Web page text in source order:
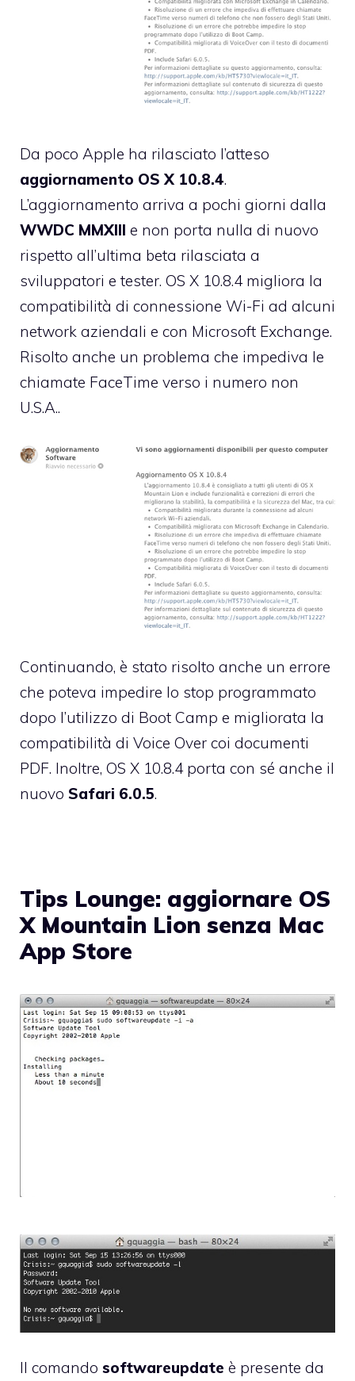
Da poco Apple ha rilasciato l’atteso
aggiornamento OS X 10.8.4.
L’aggiornamento arriva a pochi giorni dalla
WWDC MMXIII e non porta nulla di nuovo
rispetto all’ultima beta rilasciata a
sviluppatori e tester. OS X 10.8.4 migliora la
compatibilità di connessione Wi-Fi ad alcuni
network aziendali e con Microsoft Exchange.
Risolto anche un problema che impediva le
chiamate FaceTime verso i numero non
U.S.A..
Continuando, è stato risolto anche un errore
che poteva impedire lo stop programmato
dopo l’utilizzo di Boot Camp e migliorata la
compatibilità di Voice Over coi documenti
PDF. Inoltre, OS X 10.8.4 porta con sé anche il
nuovo Safari 6.0.5.
Tips Lounge: aggiornare OS
X Mountain Lion senza Mac
App Store
Il comando softwareupdate è presente da